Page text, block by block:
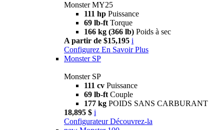
Monster MY25
111 hp Puissance
69 lb-ft Torque
166 kg (366 lb) Poids à sec
A partir de $15,195 i
Configurez En Savoir Plus
Monster SP
Monster SP
111 cv Puissance
69 lb-ft Couple
177 kg POIDS SANS CARBURANT
18,895 $ i
Configurateur Découvrez-la